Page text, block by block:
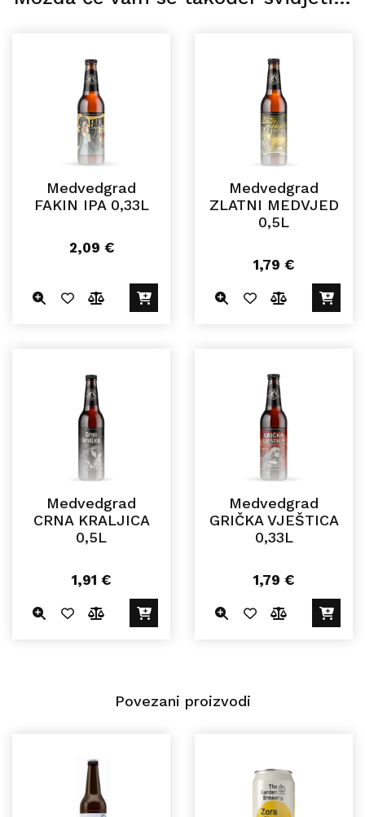
Medvedgrad
FAKIN IPA 0,33L
2,09 €
Medvedgrad
ZLATNI MEDVJED
0,5L
1,79 €
Medvedgrad
CRNA KRALJICA
0,5L
1,91 €
Medvedgrad
GRIČKA VJEŠTICA
0,33L
1,79 €
Povezani proizvodi